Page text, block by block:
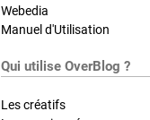
Webedia
Manuel d'Utilisation
Qui utilise OverBlog ?
Les créatifs